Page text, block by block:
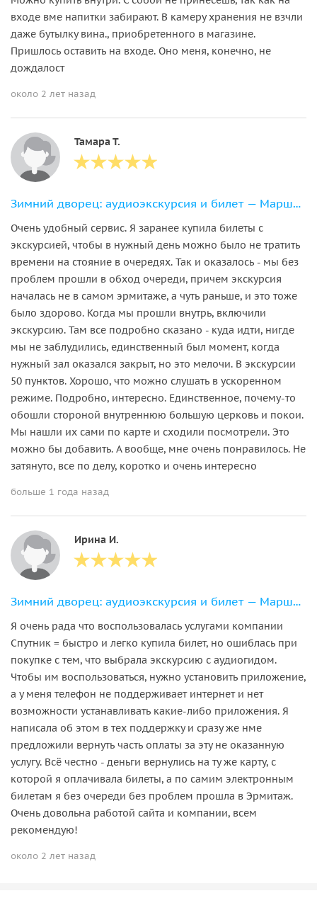
входе вме напитки забирают. В камеру хранения не взчли
даже бутылку вина., приобретенного в магазине.
Пришлось оставить на входе. Оно меня, конечно, не
дождалост
около 2 лет назад
Тамара Т.
Зимний дворец: аудиоэкскурсия и билет — Маршрут 1
Очень удобный сервис. Я заранее купила билеты с
экскурсией, чтобы в нужный день можно было не тратить
времени на стояние в очередях. Так и оказалось - мы без
проблем прошли в обход очереди, причем экскурсия
началась не в самом эрмитаже, а чуть раньше, и это тоже
было здорово. Когда мы прошли внутрь, включили
экскурсию. Там все подробно сказано - куда идти, нигде
мы не заблудились, единственный был момент, когда
нужный зал оказался закрыт, но это мелочи. В экскурсии
50 пунктов. Хорошо, что можно слушать в ускоренном
режиме. Подробно, интересно. Единственное, почему-то
обошли стороной внутреннюю большую церковь и покои.
Мы нашли их сами по карте и сходили посмотрели. Это
можно бы добавить. А вообще, мне очень понравилось. Не
затянуто, все по делу, коротко и очень интересно
больше 1 года назад
Ирина И.
Зимний дворец: аудиоэкскурсия и билет — Маршрут 1
Я очень рада что воспользовалась услугами компании
Спутник = быстро и легко купила билет, но ошиблась при
покупке с тем, что выбрала экскурсию с аудиогидом.
Чтобы им воспользоваться, нужно установить приложение,
а у меня телефон не поддерживает интернет и нет
возможности устанавливать какие-либо приложения. Я
написала об этом в тех поддержку и сразу же нме
предложили вернуть часть оплаты за эту не оказанную
услугу. Всё честно - деньги вернулись на ту же карту, с
которой я оплачивала билеты, а по самим электронным
билетам я без очереди без проблем прошла в Эрмитаж.
Очень довольна работой сайта и компании, всем
рекомендую!
около 2 лет назад